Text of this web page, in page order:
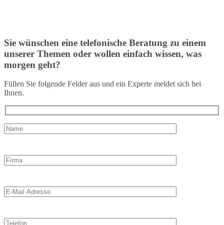
Sie wünschen eine telefonische Beratung zu einem
unserer Themen oder wollen einfach wissen, was
morgen geht?
Füllen Sie folgende Felder aus und ein Experte meldet sich bei
Ihnen.